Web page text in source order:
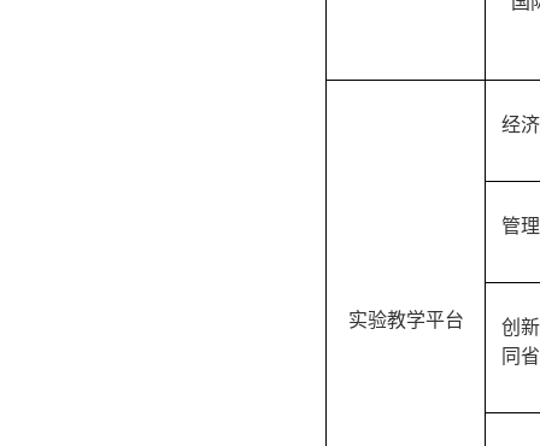
实验教学平台
经
管
创
同